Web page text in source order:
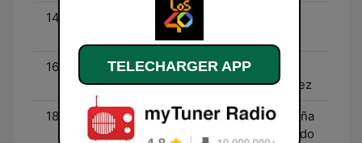
14:00 - 16:00
Dónde está mi gente -
José Andrés Vivas
16:00 - 18:00
Haz que Suene - Carlos
Cabello y Víctor Velázquez
18:00 - 20:00
Pongámonos Serios - Feña
Salinas, Felipe Avello y Edo
TELECHARGER APP